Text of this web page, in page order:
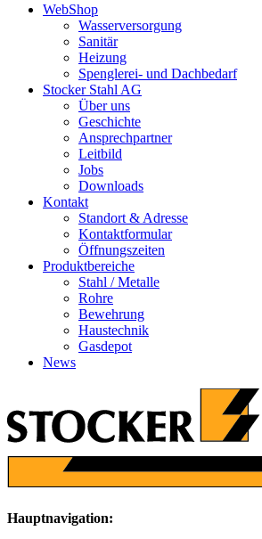
WebShop
Wasserversorgung
Sanitär
Heizung
Spenglerei- und Dachbedarf
Stocker Stahl AG
Über uns
Geschichte
Ansprechpartner
Leitbild
Jobs
Downloads
Kontakt
Standort & Adresse
Kontaktformular
Öffnungszeiten
Produktbereiche
Stahl / Metalle
Rohre
Bewehrung
Haustechnik
Gasdepot
News
Hauptnavigation: